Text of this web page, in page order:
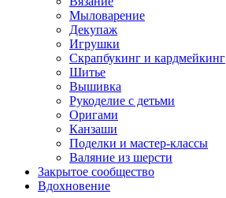
Мыловарение
Декупаж
Игрушки
Скрапбукинг и кардмейкинг
Шитье
Вышивка
Рукоделие с детьми
Оригами
Канзаши
Поделки и мастер-классы
Валяние из шерсти
Закрытое сообщество
Вдохновение